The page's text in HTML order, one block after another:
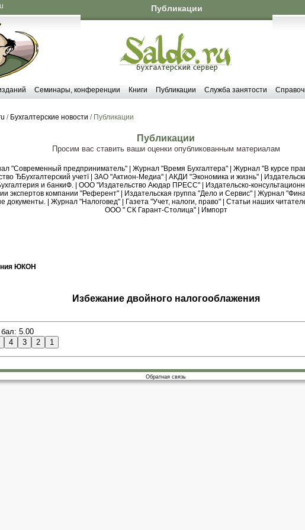
Публикации
Семинары, конференции Книги Публикации Служба занятости
/ Бухгалтерские новости / Публикации
Публикации
Просим вас ставить ваши оценки опубликованным материалам
"Современный предприниматель"| Журнал "Время Бухгалтера"| Журнал "В курсе
ЂБухгалтерский учетї| ЗАО "Актион-Медиа" АКДИ "Экономика и жизнь"
и банкиФ.
ООО "Издательство Аюдар ПРЕСС" Издательско-
экспертов компании "Референт"
Издательская группа "Дело и Сервис" Журнал
документы.
Журнал "Налоговед" Газета "Учет, налоги, право" Статьи наших
ООО " СК Гарант-Столица"| Импорт
ЮКОН
Избежание двойного налогооблажения
5.00
Обратная связь